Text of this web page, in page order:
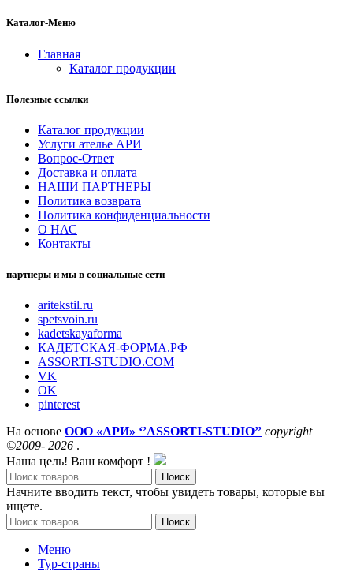
Каталог-Меню
Главная
Каталог продукции
Полезные ссылки
Каталог продукции
Услуги ателье АРИ
Вопрос-Ответ
Доставка и оплата
НАШИ ПАРТНЕРЫ
Политика возврата
Политика конфиденциальности
О НАС
Контакты
партнеры и мы в социальные сети
aritekstil.ru
spetsvoin.ru
kadetskayaforma
КАДЕТСКАЯ-ФОРМА.РФ
ASSORTI-STUDIO.COM
VK
OK
pinterest
На основе ООО «АРИ» ‘’ASSORTI-STUDIO’’ copyright
©2009- 2026 .
Наша цель! Ваш комфорт !
Поиск
Начните вводить текст, чтобы увидеть товары, которые вы
ищете.
Поиск
Меню
Тур-страны